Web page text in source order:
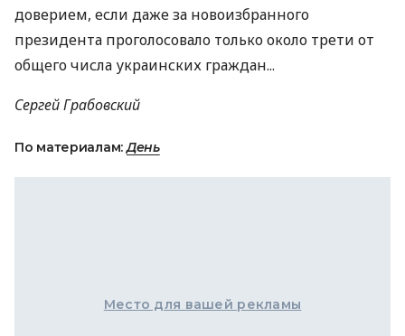
доверием, если даже за новоизбранного
президента проголосовало только около трети от
общего числа украинских граждан...
Сергей Грабовский
По материалам:День
Место для вашей рекламы